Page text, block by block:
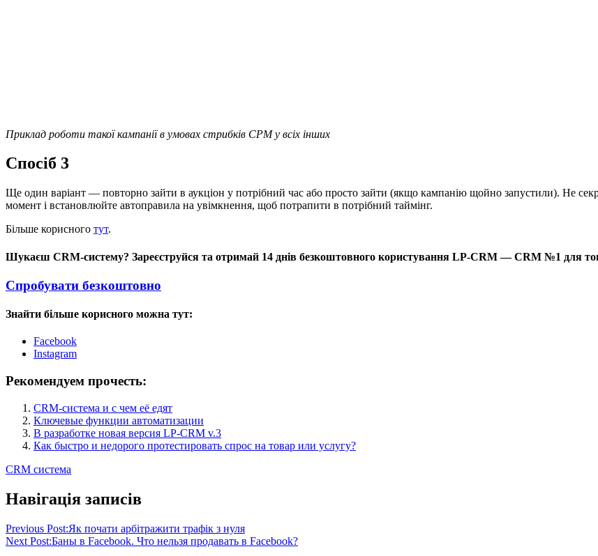
Приклад роботи такої кампанії в умовах стрибків CPM у всіх інших
Спосіб 3
Ще один варіант — повторно зайти в аукціон у потрібний час або просто зайти (якщо кампанію щойно запустили). Не
момент і встановлюйте автоправила на увімкнення, щоб потрапити в потрібний таймінг.
Більше корисного тут.
Шукаєш CRM-систему? Зареєструйся та отримай 14 днів безкоштовного користування LP-CRM — CRM №1 для
Спробувати безкоштовно
Знайти більше корисного можна тут:
Facebook
Instagram
Рекомендуем прочесть:
CRM-система и с чем её едят
Ключевые функции автоматизации
В разработке новая версия LP-CRM v.3
Как быстро и недорого протестировать спрос на товар или услугу?
CRM система
Навігація записів
Previous Post:Як почати арбітражити трафік з нуля
Next Post:Баны в Facebook. Что нельзя продавать в Facebook?